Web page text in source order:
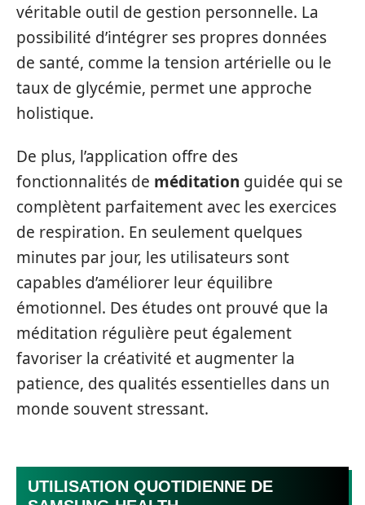
véritable outil de gestion personnelle. La
possibilité d’intégrer ses propres données
de santé, comme la tension artérielle ou le
taux de glycémie, permet une approche
holistique.
De plus, l’application offre des
fonctionnalités de méditation guidée qui se
complètent parfaitement avec les exercices
de respiration. En seulement quelques
minutes par jour, les utilisateurs sont
capables d’améliorer leur équilibre
émotionnel. Des études ont prouvé que la
méditation régulière peut également
favoriser la créativité et augmenter la
patience, des qualités essentielles dans un
monde souvent stressant.
UTILISATION QUOTIDIENNE DE